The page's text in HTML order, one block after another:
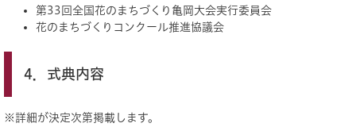
第33回全国花のまちづくり亀岡大会実行委員会
花のまちづくりコンクール推進協議会
4．式典内容
※詳細が決定次第掲載します。